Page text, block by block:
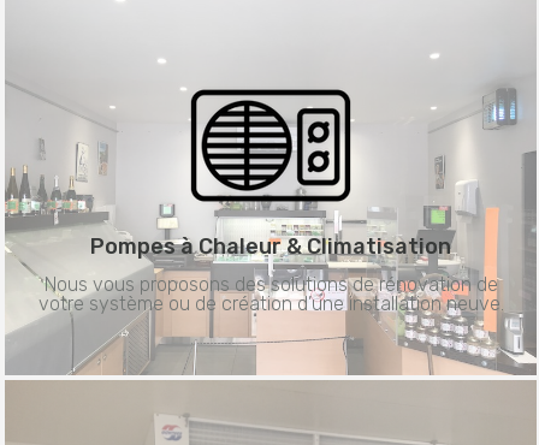
Pompes à Chaleur &Climatisation
Nous vous proposons des solutions de rénovation de
votre système ou de création d’une installation neuve.